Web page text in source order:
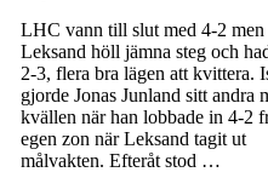
LHC vann till slut med 4-2 men
Leksand höll jämna steg och
2-3, flera bra lägen att kvittera.
gjorde Jonas Junland sitt andra
kvällen när han lobbade in 4-2
egen zon när Leksand tagit ut
målvakten. Efteråt stod …